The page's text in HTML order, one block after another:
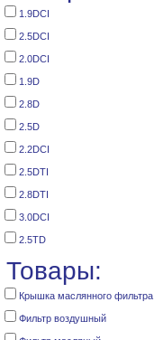
1.9DCI
2.5DCI
2.0DCI
1.9D
2.8D
2.5D
2.2DCI
2.5DTI
2.8DTI
3.0DCI
2.5TD
Товары:
Крышка маслянного фильтра
Фильтр воздушный